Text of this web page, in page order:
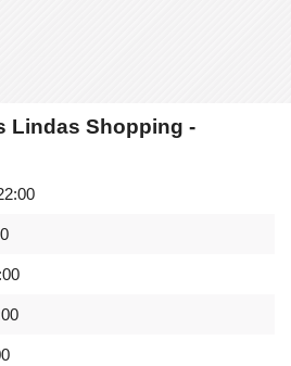
Lindas Shopping -